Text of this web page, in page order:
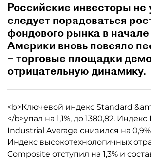
Российские инвесторы не
следует порадоваться
фондового рынка в
Америки вновь повеяло
– торговые площадки
отрицательную динамику.
<b>Ключевой индекс Standard
</b>упал на 1,1%, до 1380,82.
Industrial Average снизился на 0,9%
Индекс высокотехнологичных
Composite отступил на 1,3% и